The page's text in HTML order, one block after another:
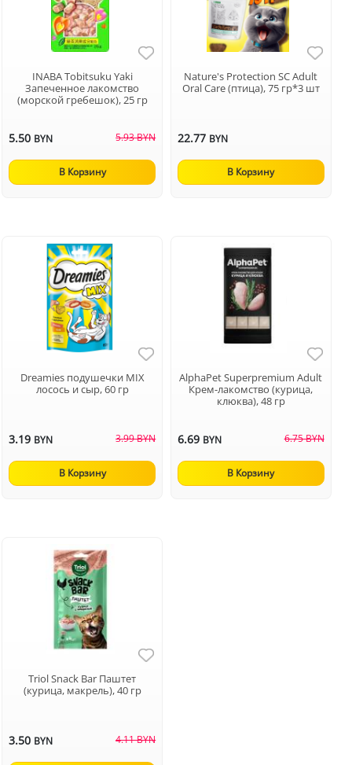
INABA Tobitsuku Yaki
Запеченное лакомство
(морской гребешок), 25 гр
5.50 BYN 5.93 BYN
В Корзину
Nature's Protection SC Adult
Oral Care (птица), 75 гр*3 шт
22.77 BYN
В Корзину
Dreamies подушечки MIX
лосось и сыр, 60 гр
3.19 BYN 3.99 BYN
В Корзину
AlphaPet Superpremium Adult
Крем-лакомство (курица,
клюква), 48 гр
6.69 BYN 6.75 BYN
В Корзину
Triol Snack Bar Паштет
(курица, макрель), 40 гр
3.50 BYN 4.11 BYN